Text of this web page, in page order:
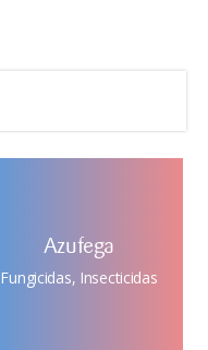
Azufega
Fungicidas, Insecticidas